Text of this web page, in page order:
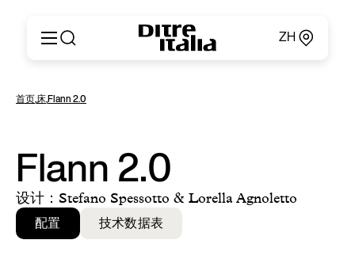
ZH
产品
产品目录和材料
Ditre for Professionals
销售点
新闻和媒体
专属区域
English
Español
Русский
简体中文
首页,床,Flann 2.0
Flann 2.0
设计：Stefano Spessotto & Lorella Agnoletto
配置 技术数据表